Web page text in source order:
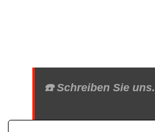
☎️ Schreiben Sie uns.